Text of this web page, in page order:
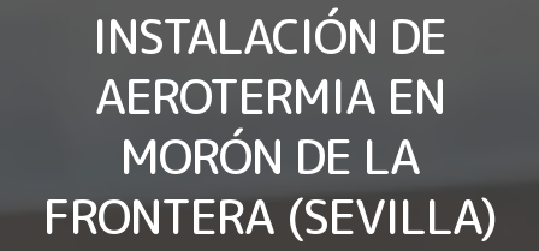
INSTALACIÓN DE
AEROTERMIA EN
MORÓN DE LA
FRONTERA (SEVILLA)